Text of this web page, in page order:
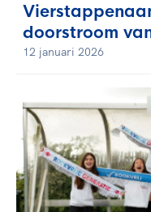
doorstroom
12 januari 2026